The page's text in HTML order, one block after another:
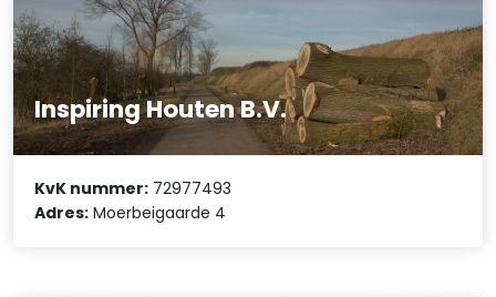
Inspiring Houten B.V.
KvK nummer: 72977493
Adres: Moerbeigaarde 4